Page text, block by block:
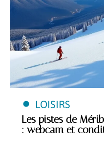
LOISIRS
Les pistes de
: webcam et